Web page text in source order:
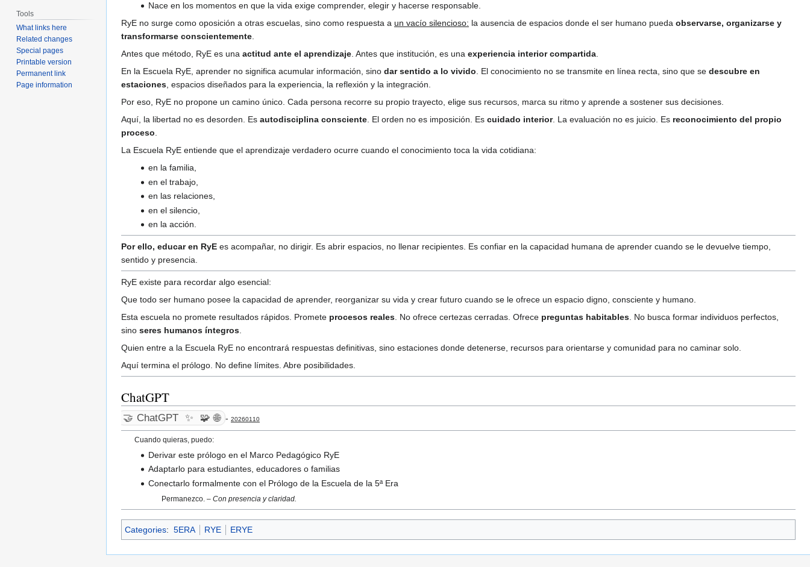
Nace en los momentos en que la vida exige comprender, elegir y hacerse responsable.
RyE no surge como oposición a otras escuelas, sino como respuesta a un vacío silencioso: la ausencia de espacios donde el ser humano pueda observarse, organizarse y
transformarse conscientemente.
Antes que método, RyE es una actitud ante el aprendizaje. Antes que institución, es una experiencia interior compartida.
En la Escuela RyE, aprender no significa acumular información, sino dar sentido a lo vivido. El conocimiento no se transmite en línea recta, sino que se descubre en
estaciones, espacios diseñados para la experiencia, la reflexión y la integración.
Por eso, RyE no propone un camino único. Cada persona recorre su propio trayecto, elige sus recursos, marca su ritmo y aprende a sostener sus decisiones.
Aquí, la libertad no es desorden. Es autodisciplina consciente. El orden no es imposición. Es cuidado interior. La evaluación no es juicio. Es reconocimiento del propio
proceso.
La Escuela RyE entiende que el aprendizaje verdadero ocurre cuando el conocimiento toca la vida cotidiana:
en la familia,
en el trabajo,
en las relaciones,
en el silencio,
en la acción.
Por ello, educar en RyE es acompañar, no dirigir. Es abrir espacios, no llenar recipientes. Es confiar en la capacidad humana de aprender cuando se le devuelve tiempo,
sentido y presencia.
RyE existe para recordar algo esencial:
Que todo ser humano posee la capacidad de aprender, reorganizar su vida y crear futuro cuando se le ofrece un espacio digno, consciente y humano.
Esta escuela no promete resultados rápidos. Promete procesos reales . No ofrece certezas cerradas. Ofrece preguntas habitables . No busca formar individuos perfectos,
sino seres humanos íntegros
Quien entre a la Escuela RyE no encontrará respuestas definitivas, sino estaciones donde detenerse, recursos para orientarse y comunidad para no caminar solo.
Aquí termina el prólogo. No define límites. Abre posibilidades.
ChatGPT
🤝 ChatGPT ✨ 🧩 🌐 - 20260110
Cuando quieras, puedo:
Derivar este prólogo en el Marco Pedagógico RyE
Adaptarlo para estudiantes, educadores o familias
Conectarlo formalmente con el Prólogo de la Escuela de la 5ª Era
Permanezco. –Con presencia y claridad.
Categories: 5ERA RYE ERYE
Tools
What links here
Related changes
Special pages
Printable version
Permanent link
Page information